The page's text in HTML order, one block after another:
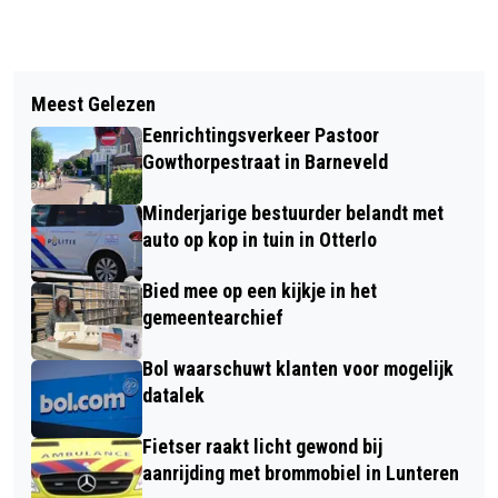
AUTOBRAND IN VOORTHUIZEN MET
VEEL SCHADE
RODE KRUIS: VAKANTIEGANGER
MOET ZICH BETER VOORBEREIDEN OP
CALAMITEITEN
Meest Gelezen
Eenrichtingsverkeer Pastoor
Gowthorpestraat in Barneveld
Minderjarige bestuurder belandt met
auto op kop in tuin in Otterlo
Bied mee op een kijkje in het
gemeentearchief
Bol waarschuwt klanten voor mogelijk
datalek
Fietser raakt licht gewond bij
aanrijding met brommobiel in Lunteren